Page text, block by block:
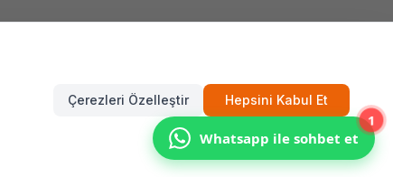
Whatsapp ile sohbet et
1
Çerezleri Özelleştir Hepsini Kabul Et